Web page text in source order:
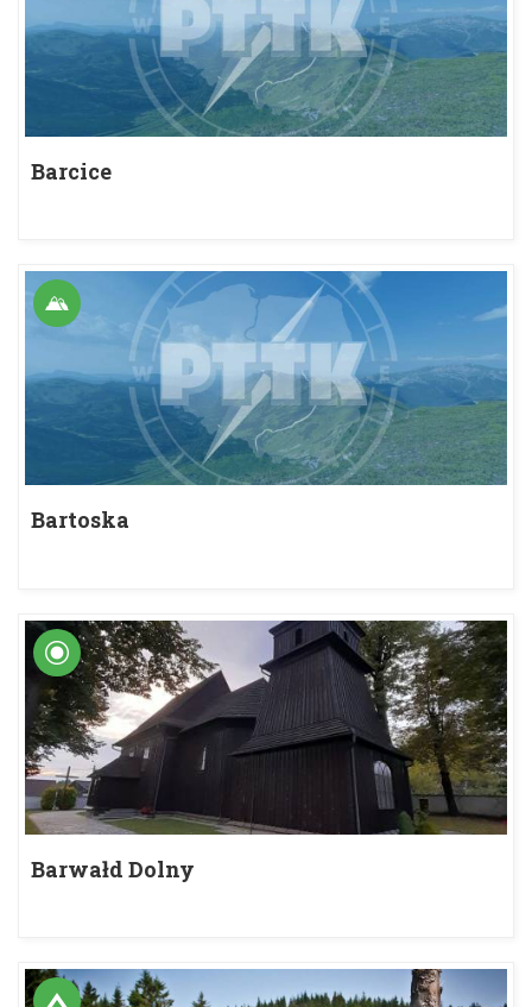
Barcice
Bartoska
Barwałd Dolny